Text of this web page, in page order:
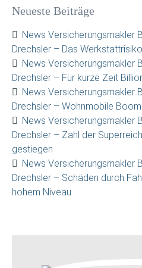
Neueste Beiträge
News Versicherungsmakler
Drechsler – Das
News Versicherungsmakler
Drechsler – Für kurze Zeit
News Versicherungsmakler
Drechsler – Wohnmobile
News Versicherungsmakler
Drechsler – Zahl der
gestiegen
News Versicherungsmakler
Drechsler – Schäden durch
hohem Niveau